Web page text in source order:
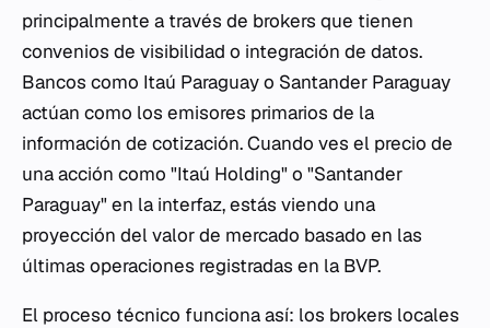
principalmente a través de brokers que tienen
convenios de visibilidad o integración de datos.
Bancos como Itaú Paraguay o Santander Paraguay
actúan como los emisores primarios de la
información de cotización. Cuando ves el precio de
una acción como "Itaú Holding" o "Santander
Paraguay" en la interfaz, estás viendo una
proyección del valor de mercado basado en las
últimas operaciones registradas en la BVP.
El proceso técnico funciona así: los brokers locales